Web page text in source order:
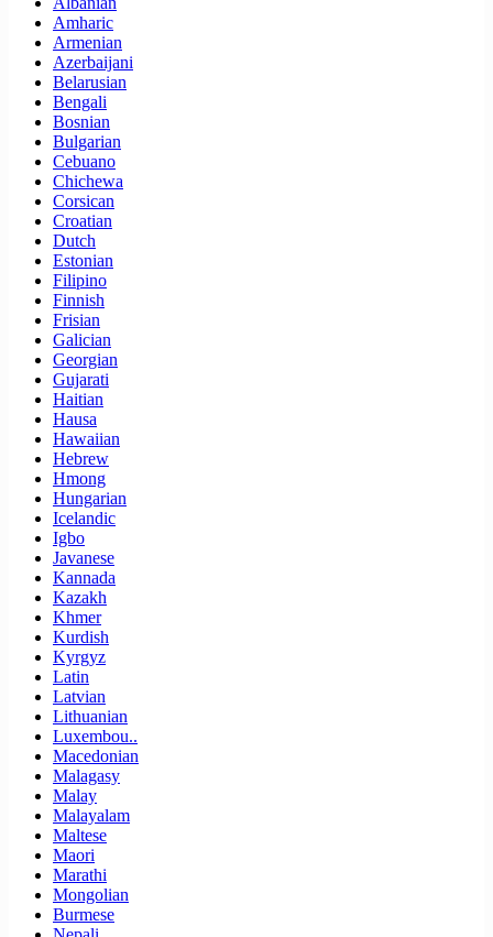
Amharic
Armenian
Azerbaijani
Belarusian
Bengali
Bosnian
Bulgarian
Cebuano
Chichewa
Corsican
Croatian
Dutch
Estonian
Filipino
Finnish
Frisian
Galician
Georgian
Gujarati
Haitian
Hausa
Hawaiian
Hebrew
Hmong
Hungarian
Icelandic
Igbo
Javanese
Kannada
Kazakh
Khmer
Kurdish
Kyrgyz
Latin
Latvian
Lithuanian
Luxembou..
Macedonian
Malagasy
Malay
Malayalam
Maltese
Maori
Marathi
Mongolian
Burmese